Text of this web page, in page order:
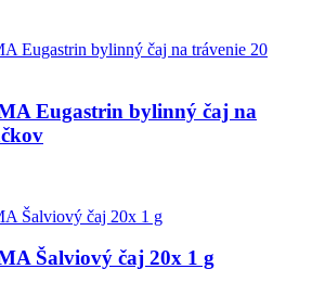
Eugastrin bylinný čaj na
Šalviový čaj 20x 1 g